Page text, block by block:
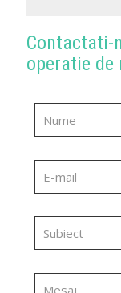
Contactati-
operatie